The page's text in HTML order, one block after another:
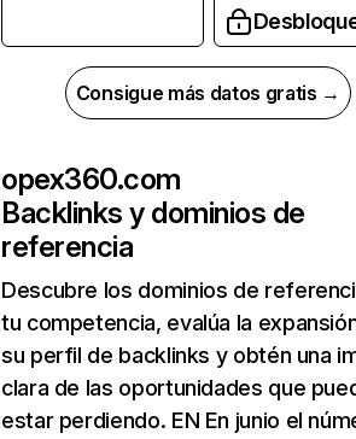
Consigue más datos gratis →
opex360.com
Backlinks y dominios de
referencia
Descubre los dominios de
tu competencia, evalúa la
su perfil de backlinks y obtén una
clara de las oportunidades que
estar perdiendo. EN En junio el